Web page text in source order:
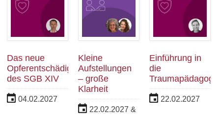
Das neue
Opferentschädigungsrecht
des SGB XIV
04.02.2027
Kleine
Aufstellungen
– große
Klarheit
22.02.2027 &
Einführung in
die
Traumapädagogik
22.02.2027